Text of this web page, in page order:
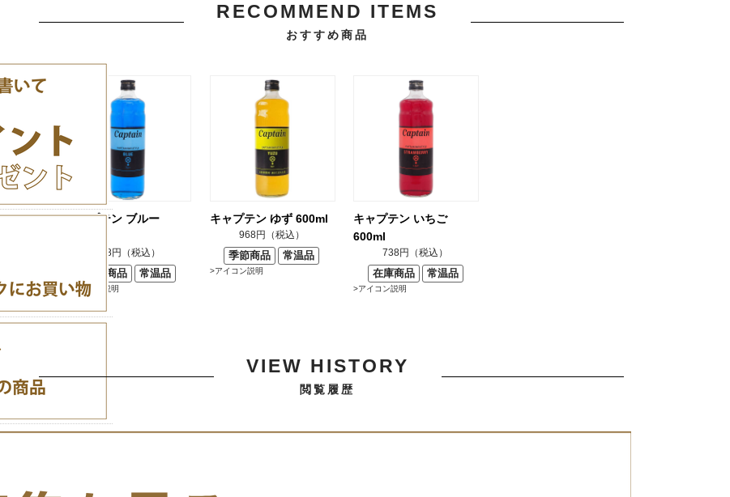
RECOMMEND ITEMS
おすすめ商品
キャプテン ブルー
738円（税込）
在庫商品 常温品
>アイコン説明
キャプテン ゆず 600ml
968円（税込）
季節商品 常温品
>アイコン説明
キャプテン いちご
600ml
738円（税込）
在庫商品 常温品
>アイコン説明
VIEW HISTORY
閲覧履歴